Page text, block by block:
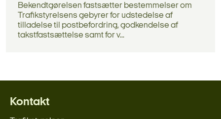
Bekendtgørelsen fastsætter bestemmelser om
Trafikstyrelsens gebyrer for udstedelse af
tilladelse til postbefordring, godkendelse af
takstfastsættelse samt for v...
Kontakt